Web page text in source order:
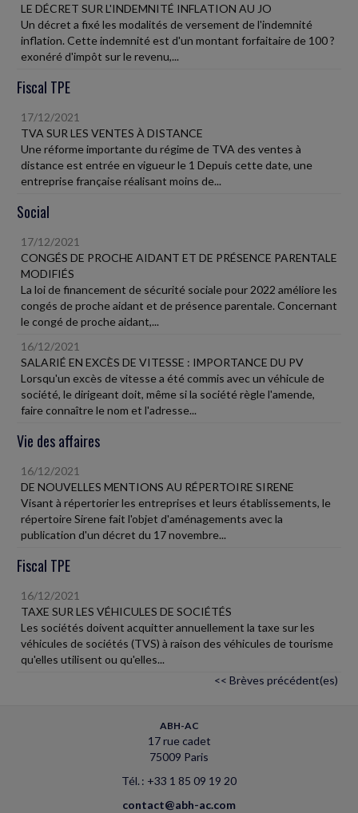
LE DÉCRET SUR L'INDEMNITÉ INFLATION AU JO
Un décret a fixé les modalités de versement de l'indemnité
inflation. Cette indemnité est d'un montant forfaitaire de 100 ?
exonéré d'impôt sur le revenu,...
Fiscal TPE
17/12/2021
TVA SUR LES VENTES À DISTANCE
Une réforme importante du régime de TVA des ventes à
distance est entrée en vigueur le 1 Depuis cette date, une
entreprise française réalisant moins de...
Social
17/12/2021
CONGÉS DE PROCHE AIDANT ET DE PRÉSENCE PARENTALE
MODIFIÉS
La loi de financement de sécurité sociale pour 2022 améliore les
congés de proche aidant et de présence parentale. Concernant
le congé de proche aidant,...
16/12/2021
SALARIÉ EN EXCÈS DE VITESSE : IMPORTANCE DU PV
Lorsqu'un excès de vitesse a été commis avec un véhicule de
société, le dirigeant doit, même si la société règle l'amende,
faire connaître le nom et l'adresse...
Vie des affaires
16/12/2021
DE NOUVELLES MENTIONS AU RÉPERTOIRE SIRENE
Visant à répertorier les entreprises et leurs établissements, le
répertoire Sirene fait l'objet d'aménagements avec la
publication d'un décret du 17 novembre...
Fiscal TPE
16/12/2021
TAXE SUR LES VÉHICULES DE SOCIÉTÉS
Les sociétés doivent acquitter annuellement la taxe sur les
véhicules de sociétés (TVS) à raison des véhicules de tourisme
qu'elles utilisent ou qu'elles...
<< Brèves précédent(es)
ABH-AC
17 rue cadet
75009 Paris
Tél. : +33 1 85 09 19 20
contact@abh-ac.com